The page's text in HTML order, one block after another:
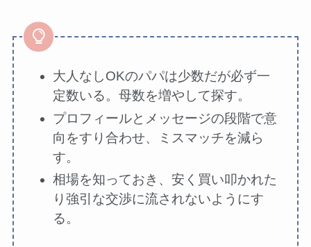
大人なしOKのパパは少数だが必ず一
定数いる。母数を増やして探す。
プロフィールとメッセージの段階で意
向をすり合わせ、ミスマッチを減ら
す。
相場を知っておき、安く買い叩かれた
り強引な交渉に流されないようにす
る。